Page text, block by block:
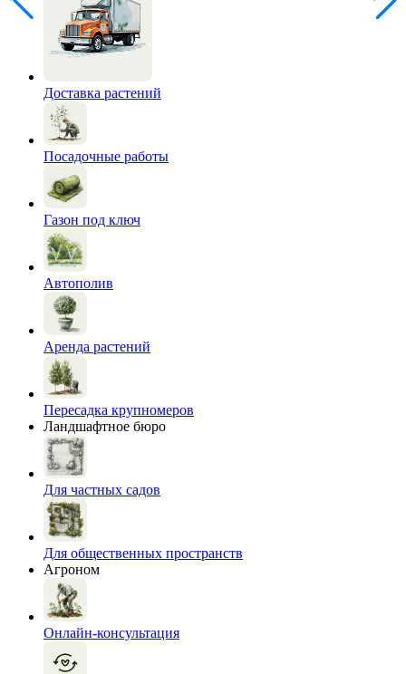
Доставка растений
Посадочные работы
Газон под ключ
Автополив
Аренда растений
Пересадка крупномеров
Ландшафтное бюро
Для частных садов
Для общественных пространств
Агроном
Онлайн-консультация